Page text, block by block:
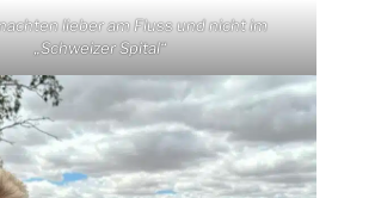
lieber am Fluss und nicht im
„Schweizer Spital“